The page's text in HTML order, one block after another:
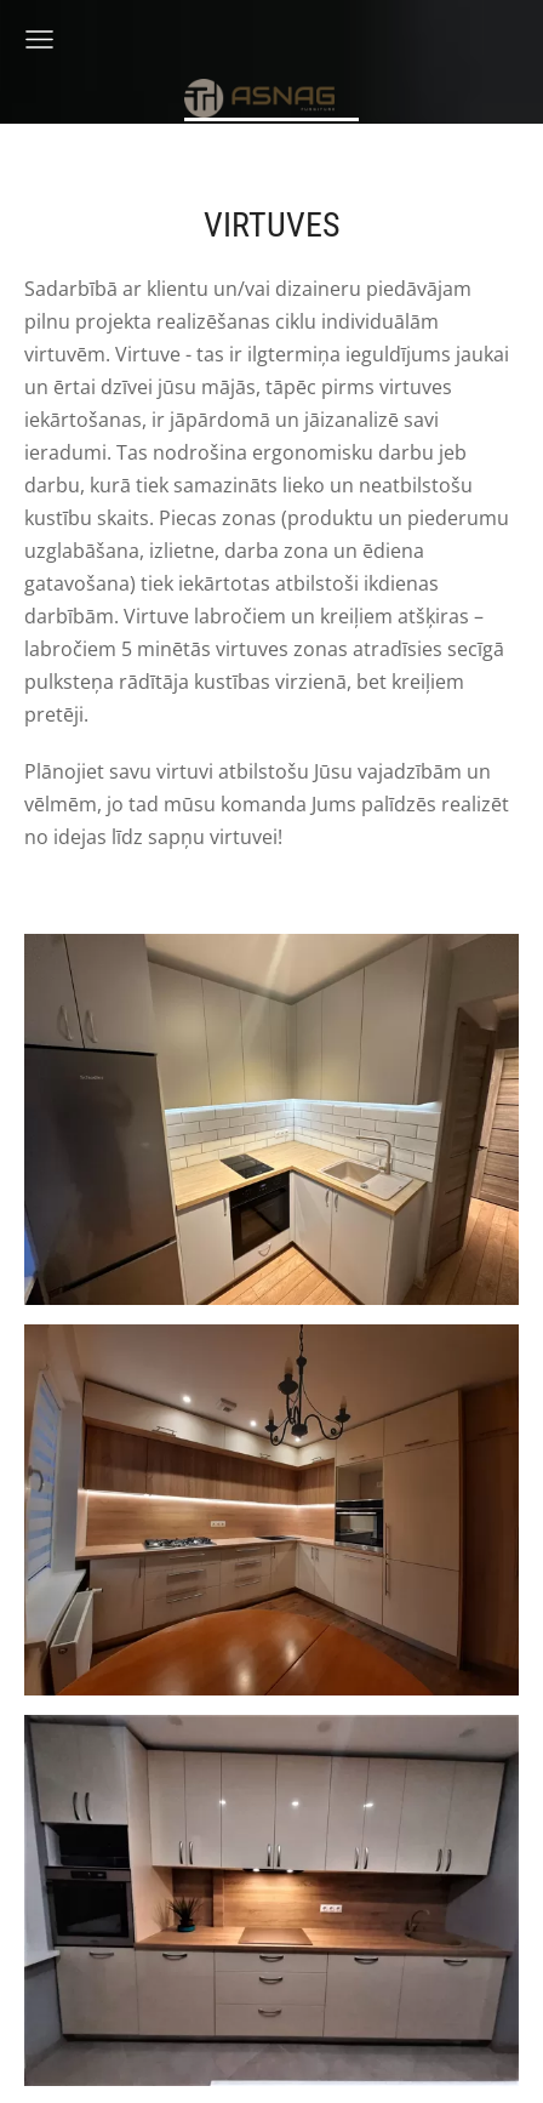
VIRTUVES
Sadarbībā ar klientu un/vai dizaineru piedāvājam
pilnu projekta realizēšanas ciklu individuālām
virtuvēm. Virtuve - tas ir ilgtermiņa ieguldījums jaukai
un ērtai dzīvei jūsu mājās, tāpēc pirms virtuves
iekārtošanas, ir jāpārdomā un jāizanalizē savi
ieradumi. Tas nodrošina ergonomisku darbu jeb
darbu, kurā tiek samazināts lieko un neatbilstošu
kustību skaits. Piecas zonas (produktu un piederumu
uzglabāšana, izlietne, darba zona un ēdiena
gatavošana) tiek iekārtotas atbilstoši ikdienas
darbībām. Virtuve labročiem un kreiļiem atšķiras –
labročiem 5 minētās virtuves zonas atradīsies secīgā
pulksteņa rādītāja kustības virzienā, bet kreiļiem
pretēji.
Plānojiet savu virtuvi atbilstošu Jūsu vajadzībām un
vēlmēm, jo tad mūsu komanda Jums palīdzēs realizēt
no idejas līdz sapņu virtuvei!